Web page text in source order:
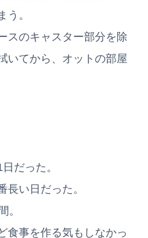
う。
スのキャスター部分を除
いてから、オットの部屋
だった。
長い日だった。
。
食事を作る気もしなかっ